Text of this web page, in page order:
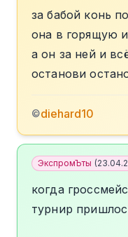
за бабой конь
она в горящую
а он за ней и
останови
©diehard10
ЭкспромЪты (
когда
турнир